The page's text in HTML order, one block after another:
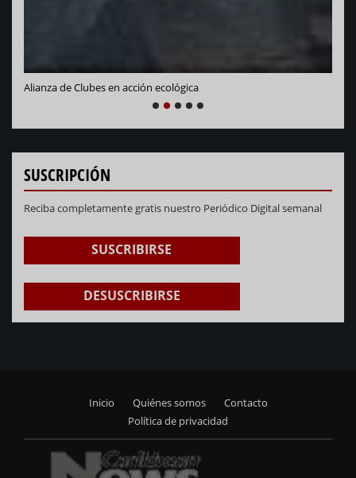
Alianza de Clubes en acción ecológica
PREVIOUS
SUSCRIPCIÓN
Reciba completamente gratis nuestro Periódico Digital semanal
SUSCRIBIRSE
DESUSCRIBIRSE
menu
Inicio Quiénes somos
Contacto
Política de privacidad